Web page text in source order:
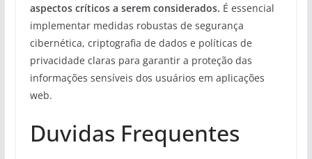
aspectos críticos a serem considerados. É essencial
implementar medidas robustas de segurança
cibernética, criptografia de dados e políticas de
privacidade claras para garantir a proteção das
informações sensíveis dos usuários em aplicações
web.
Duvidas Frequentes